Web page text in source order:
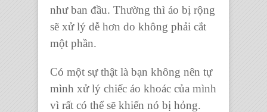
như ban đầu. Thường thì áo bị rộng
sẽ xử lý dễ hơn do không phải cắt
một phần.
Có một sự thật là bạn không nên tự
mình xử lý chiếc áo khoác của mình
vì rất có thể sẽ khiến nó bị hỏng.